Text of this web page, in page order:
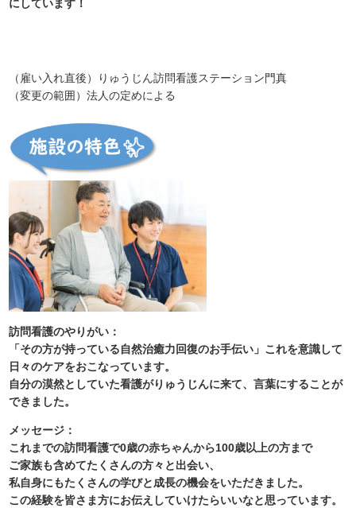
にしています！
（雇い入れ直後）りゅうじん訪問看護ステーション門真
（変更の範囲）法人の定めによる
訪問看護のやりがい：
「その方が持っている自然治癒力回復のお手伝い」これを意識して
日々のケアをおこなっています。
自分の漠然としていた看護がりゅうじんに来て、言葉にすることが
できました。
メッセージ：
これまでの訪問看護で0歳の赤ちゃんから100歳以上の方まで
ご家族も含めてたくさんの方々と出会い、
私自身にもたくさんの学びと成長の機会をいただきました。
この経験を皆さま方にお伝えしていけたらいいなと思っています。